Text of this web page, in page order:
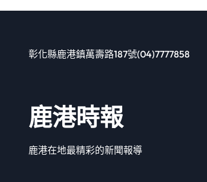
彰化縣鹿港鎮萬壽路187號(04)7777858
鹿港時報
鹿港在地最精彩的新聞報導